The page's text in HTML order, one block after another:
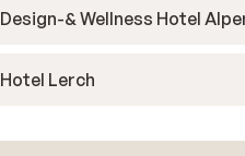
Design-& Wellness Hotel
Hotel Lerch